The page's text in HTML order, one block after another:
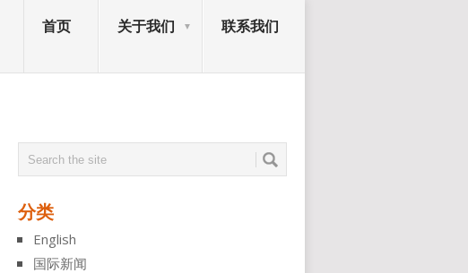
首页 关于我们 联系我们
分类
English
国际新闻